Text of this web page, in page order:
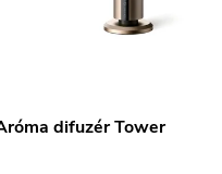
difuzér Tower